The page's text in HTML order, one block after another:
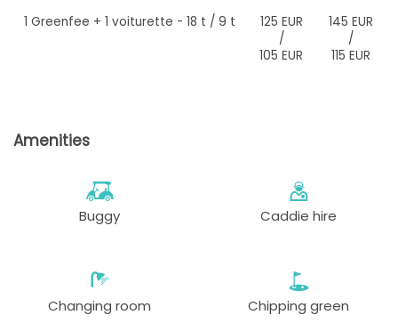
1 Greenfee + 1 voiturette - 18 t / 9 t
125 EUR
/
105 EUR
145 EUR
/
115 EUR
Amenities
Buggy Caddie hire
Changing room Chipping green